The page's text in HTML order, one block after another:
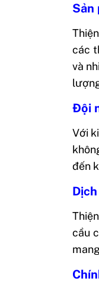
Sản
các
và
Đội
Với
đến
cầu